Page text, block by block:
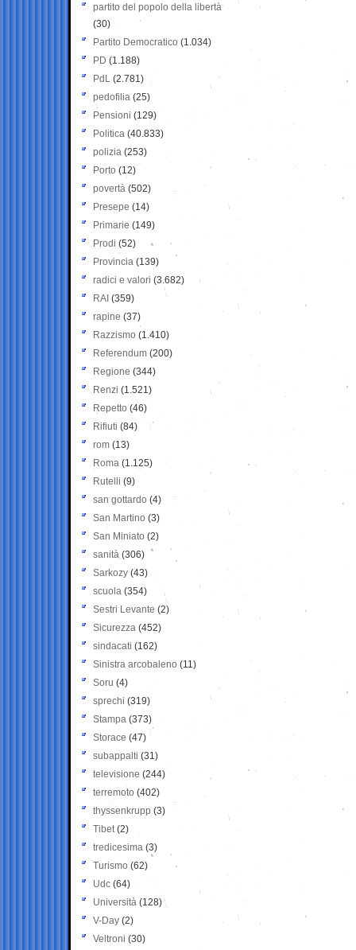
partito del popolo della libertà
(30)
Partito Democratico (1.034)
PD (1.188)
PdL (2.781)
pedofilia (25)
Pensioni (129)
Politica (40.833)
polizia (253)
Porto (12)
povertà (502)
Presepe (14)
Primarie (149)
Prodi (52)
Provincia (139)
radici e valori (3.682)
RAI (359)
rapine (37)
Razzismo (1.410)
Referendum (200)
Regione (344)
Renzi (1.521)
Repetto (46)
Rifiuti (84)
rom (13)
Roma (1.125)
Rutelli (9)
san gottardo (4)
San Martino (3)
San Miniato (2)
sanità (306)
Sarkozy (43)
scuola (354)
Sestri Levante (2)
Sicurezza (452)
sindacati (162)
Sinistra arcobaleno (11)
Soru (4)
sprechi (319)
Stampa (373)
Storace (47)
subappalti (31)
televisione(244)
terremoto (402)
thyssenkrupp (3)
Tibet(2)
tredicesima (3)
Turismo (62)
Udc (64)
Università (128)
V-Day (2)
Veltroni (30)